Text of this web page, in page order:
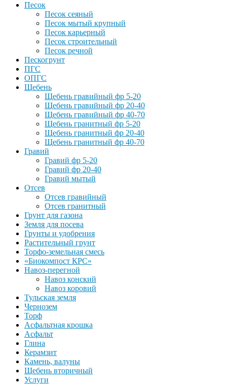
Песок
Песок сеяный
Песок мытый крупный
Песок карьерный
Песок строительный
Песок речной
Пескогрунт
ПГС
ОПГС
Щебень
Щебень гравийный фр 5-20
Щебень гравийный фр 20-40
Щебень гравийный фр 40-70
Щебень гранитный фр 5-20
Щебень гранитный фр 20-40
Щебень гранитный фр 40-70
Гравий
Гравий фр 5-20
Гравий фр 20-40
Гравий мытый
Отсев
Отсев гравийный
Отсев гранитный
Грунт для газона
Земля для посева
Грунты и удобрения
Растительный грунт
Торфо-земельная смесь
«Биокомпост КРС»
Навоз-перегной
Навоз конский
Навоз коровий
Тульская земля
Чернозем
Торф
Асфальтная крошка
Асфальт
Глина
Керамзит
Камень, валуны
Щебень вторичный
Услуги